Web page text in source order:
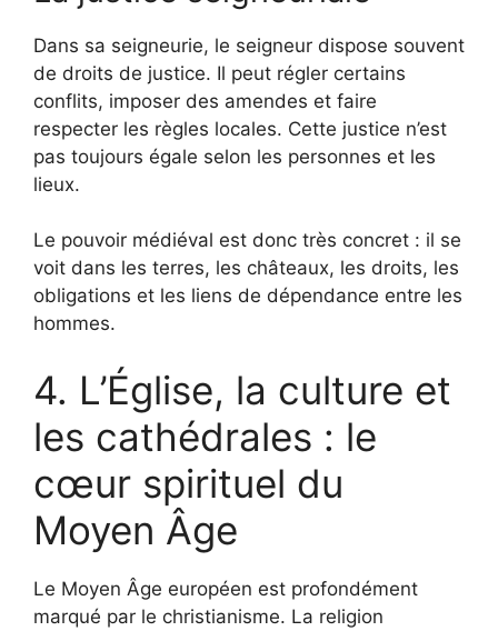
Dans sa seigneurie, le seigneur dispose souvent
de droits de justice. Il peut régler certains
conflits, imposer des amendes et faire
respecter les règles locales. Cette justice n’est
pas toujours égale selon les personnes et les
lieux.
Le pouvoir médiéval est donc très concret : il se
voit dans les terres, les châteaux, les droits, les
obligations et les liens de dépendance entre les
hommes.
4. L’Église, la culture et
les cathédrales : le
cœur spirituel du
Moyen Âge
Le Moyen Âge européen est profondément
marqué par le christianisme. La religion